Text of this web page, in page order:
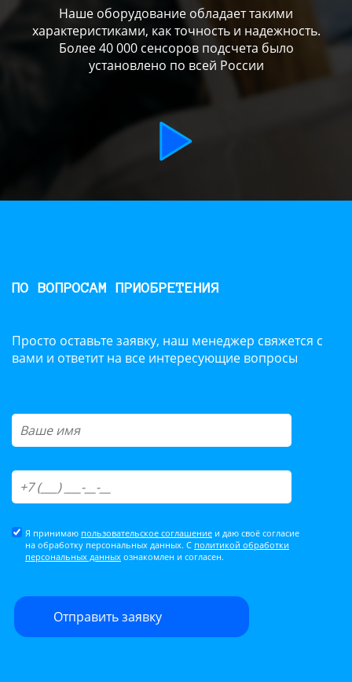
Наше оборудование обладает такими
характеристиками, как точность и надежность.
Более 40 000 сенсоров подсчета было
установлено по всей России
ПО ВОПРОСАМ ПРИОБРЕТЕНИЯ
Просто оставьте заявку, наш менеджер свяжется с
вами и ответит на все интересующие вопросы
Я принимаю пользовательское соглашение и даю своё согласие
на обработку персональных данных. С политикой обработки
персональных данных ознакомлен и согласен.